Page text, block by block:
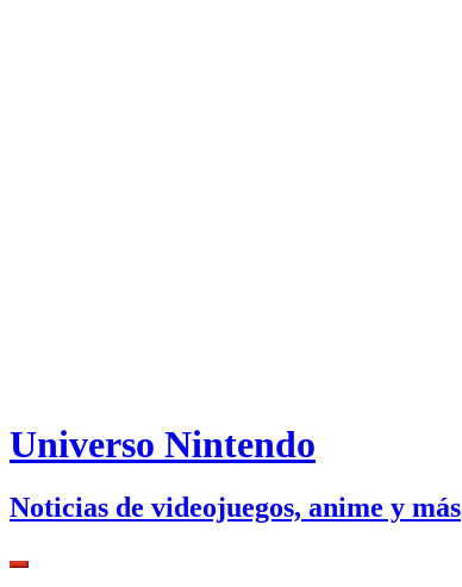
Universo Nintendo
Noticias de videojuegos, anime y más